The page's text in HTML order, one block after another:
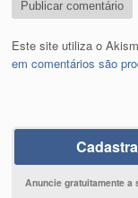
Este site utiliza o
em comentários são
Anuncie gratuitamente a